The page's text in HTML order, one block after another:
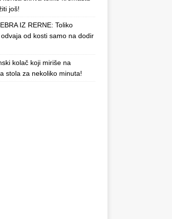
još!
IZ RERNE: Toliko
od kosti samo na dodir
kolač koji miriše na
stola za nekoliko minuta!